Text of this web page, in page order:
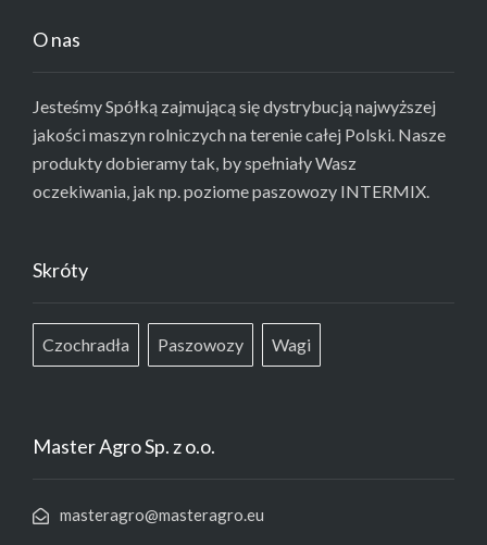
O nas
Jesteśmy Spółką zajmującą się dystrybucją najwyższej
jakości maszyn rolniczych na terenie całej Polski. Nasze
produkty dobieramy tak, by spełniały Wasz
oczekiwania, jak np. poziome paszowozy INTERMIX.
Skróty
Czochradła Paszowozy Wagi
Master Agro Sp. z o.o.
masteragro@masteragro.eu